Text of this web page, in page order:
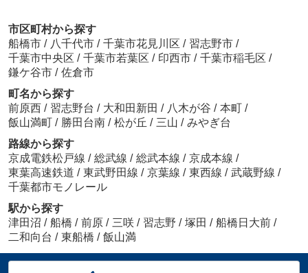
市区町村から探す
船橋市 / 八千代市 / 千葉市花見川区 / 習志野市 /
千葉市中央区 / 千葉市若葉区 / 印西市 / 千葉市稲毛区 /
鎌ケ谷市 / 佐倉市
町名から探す
前原西 / 習志野台 / 大和田新田 / 八木が谷 / 本町 /
飯山満町 / 勝田台南 / 松が丘 / 三山 / みやぎ台
路線から探す
京成電鉄松戸線 / 総武線 / 総武本線 / 京成本線 /
東葉高速鉄道 / 東武野田線 / 京葉線 / 東西線 / 武蔵野線 /
千葉都市モノレール
駅から探す
津田沼 / 船橋 / 前原 / 三咲 / 習志野 / 塚田 / 船橋日大前 /
二和向台 / 東船橋 / 飯山満